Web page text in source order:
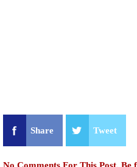
Share Tweet